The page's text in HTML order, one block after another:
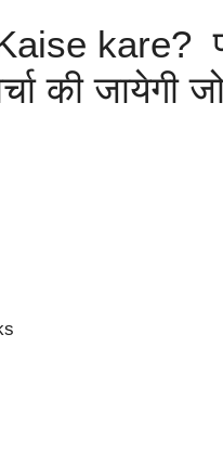
kare?
की जायेगी